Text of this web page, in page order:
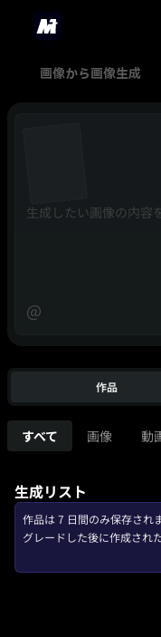
画像から画像生成
@
作品
すべて 画像 動
生成リスト
作品は 7 日間のみ保存され
グレードした後に作成され